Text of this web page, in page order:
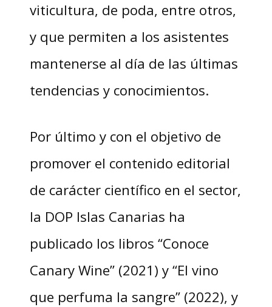
viticultura, de poda, entre otros,
y que permiten a los asistentes
mantenerse al día de las últimas
tendencias y conocimientos.
Por último y con el objetivo de
promover el contenido editorial
de carácter científico en el sector,
la DOP Islas Canarias ha
publicado los libros “Conoce
Canary Wine” (2021) y “El vino
que perfuma la sangre” (2022), y